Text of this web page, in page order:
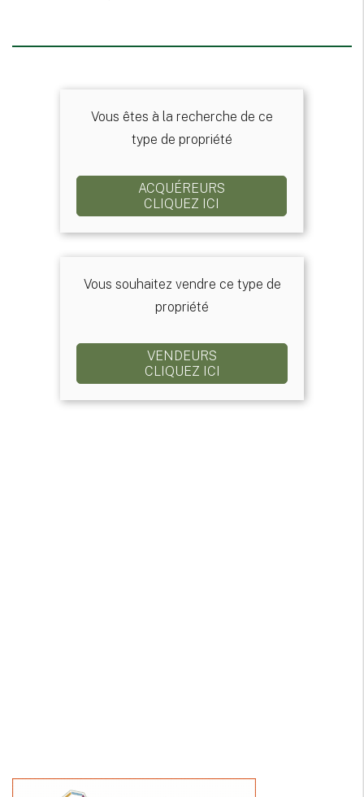
Vous êtes à la recherche de ce
type de propriété
ACQUÉREURS
CLIQUEZ ICI
Vous souhaitez vendre ce type de
propriété
VENDEURS
CLIQUEZ ICI